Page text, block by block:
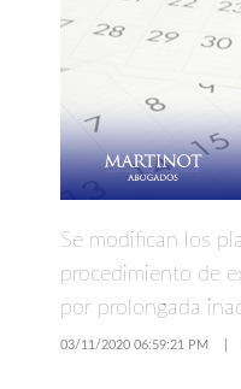
Se modifican los
procedimiento de
por prolongada
03/11/2020 06:59:21 PM